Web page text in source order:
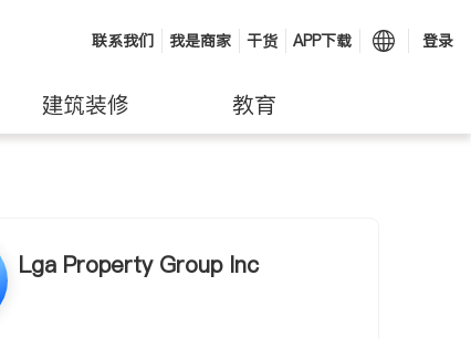
联系我们 我是商家 干货 APP下载 登录
建筑装修 教育
Lga Property Group Inc